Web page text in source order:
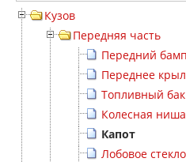
Кузов
Передняя часть
Передний
Переднее
Топливный
Колесная ниша
Капот
Лобовое стекло